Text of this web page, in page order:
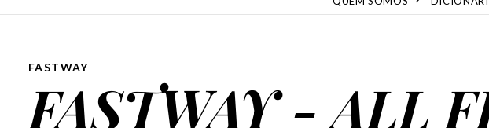
FASTWAY
FASTWAY - ALL